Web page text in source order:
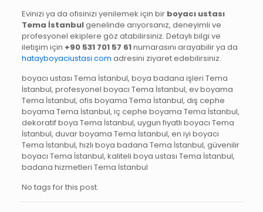
Evinizi ya da ofisinizi yenilemek için bir boyacı ustası
Tema İstanbulgenelinde arıyorsanız, deneyimli ve
profesyonel ekiplere göz atabilirsiniz. Detaylı bilgi ve
iletişim için +90 531 701 57 61numarasını arayabilir ya da
hatayboyaciustasi.com adresini ziyaret edebilirsiniz.
boyacı ustası Tema İstanbul, boya badana işleri Tema
İstanbul, profesyonel boyacı Tema İstanbul, ev boyama
Tema İstanbul, ofis boyama Tema İstanbul, dış cephe
boyama Tema İstanbul, iç cephe boyama Tema İstanbul,
dekoratif boya Tema İstanbul, uygun fiyatlı boyacı Tema
İstanbul, duvar boyama Tema İstanbul, en iyi boyacı
Tema İstanbul, hızlı boya badana Tema İstanbul, güvenilir
boyacı Tema İstanbul, kaliteli boya ustası Tema İstanbul,
badana hizmetleri Tema İstanbul
No tags for this post.